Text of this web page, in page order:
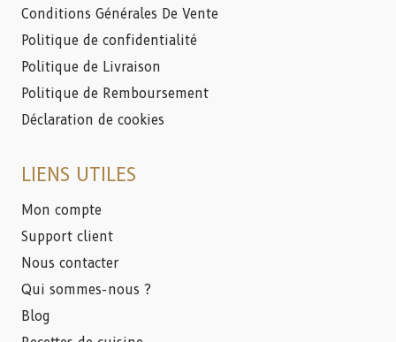
Conditions Générales De Vente
Politique de confidentialité
Politique de Livraison
Politique de Remboursement
Déclaration de cookies
LIENS UTILES
Mon compte
Support client
Nous contacter
Qui sommes-nous ?
Blog